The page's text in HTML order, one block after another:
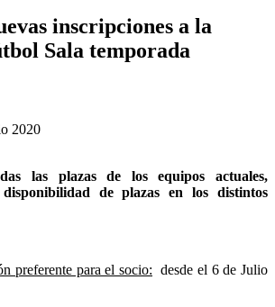
inscripciones a la
Sala temporada
2020
las plazas de los equipos actuales,
de plazas en los distintos
preferente para el socio: desde el 6 de Julio